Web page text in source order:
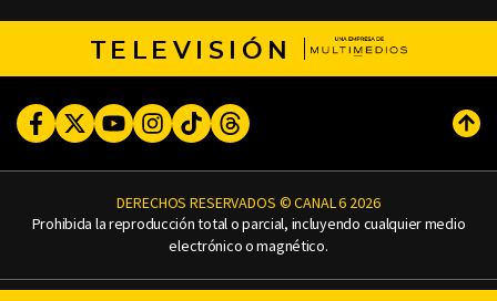
TELEVISIÓN
FacebookTwitterYoutubeInstagram
TikTokThreads
DERECHOS RESERVADOS © CANAL 6 2026
Prohibida la reproducción total o parcial, incluyendo cualquier medio
electrónico o magnético.